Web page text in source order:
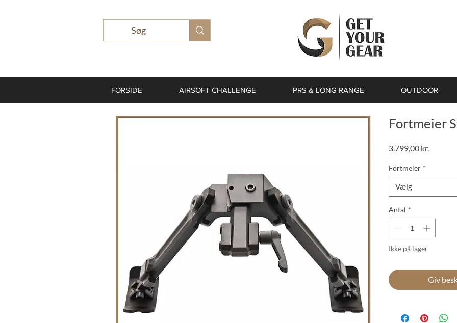
FORSIDE AIRSOFT CHALLENGE PRS & LONG RANGE OUTDOOR
Fortmeier
3.799,00 kr.
Fortmeier *
Vælg
Antal *
Ikke på lager
Giv